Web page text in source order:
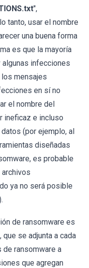
",
tanto, usar el nombre
una buena forma
es que la mayoría
infecciones
mensajes
en sí no
el nombre del
ineficaz e incluso
(por ejemplo, al
diseñadas
es probable
ya no será posible
de ransomware es
se adjunta a cada
ransomware a
que agregan